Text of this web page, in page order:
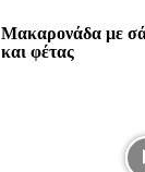
Μακαρονάδα με
και φέτας